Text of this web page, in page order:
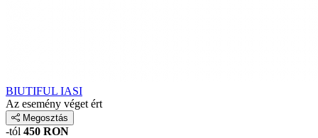
BIUTIFUL IASI
Az esemény véget ért
Megosztás
-tól 450 RON